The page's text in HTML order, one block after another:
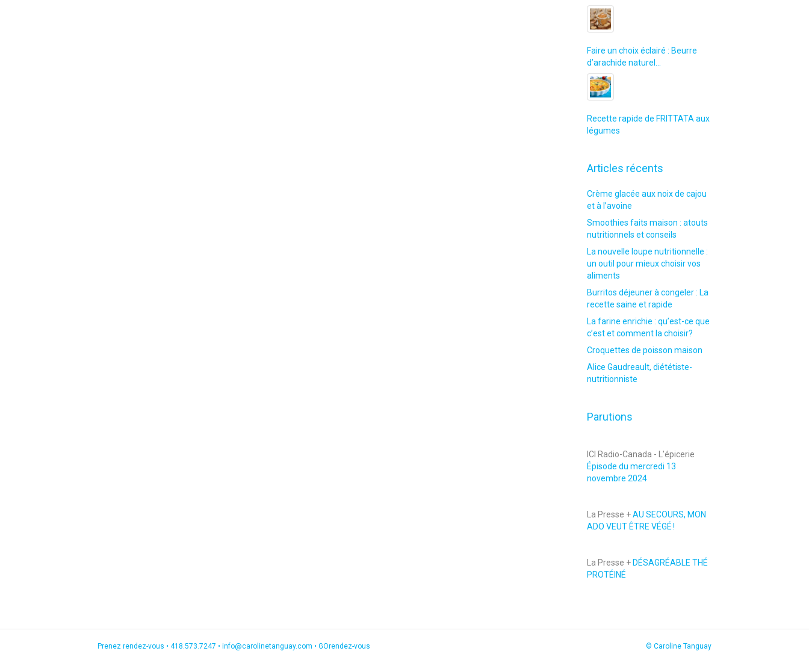
Faire un choix éclairé : Beurre
d’arachide naturel…
Recette rapide de FRITTATA aux
légumes
Articles récents
Crème glacée aux noix de cajou
et à l’avoine
Smoothies faits maison : atouts
nutritionnels et conseils
La nouvelle loupe nutritionnelle :
un outil pour mieux choisir vos
aliments
Burritos déjeuner à congeler : La
recette saine et rapide
La farine enrichie : qu’est-ce que
c’est et comment la choisir?
Croquettes de poisson maison
Alice Gaudreault, diététiste-
nutritionniste
Parutions
ICI Radio-Canada - L'épicerie
Épisode du mercredi 13
novembre 2024
La Presse +AU SECOURS, MON
ADO VEUT ÊTRE VÉGÉ !
La Presse + DÉSAGRÉABLE THÉ
PROTÉINÉ
Prenez rendez-vous • 418.573.7247 • info@carolinetanguay.com • GOrendez-vous © Caroline Tanguay